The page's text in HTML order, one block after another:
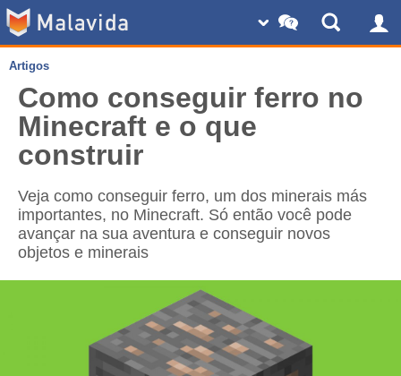
Artigos
Como conseguir ferro no
Minecraft e o que
construir
Veja como conseguir ferro, um dos minerais más
importantes, no Minecraft. Só então você pode
avançar na sua aventura e conseguir novos
objetos e minerais